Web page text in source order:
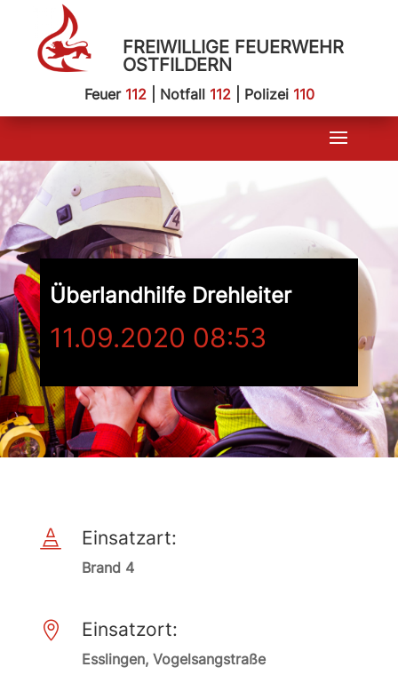
FREIWILLIGE FEUERWEHR
OSTFILDERN
Feuer 112| Notfall 112| Polizei 110
Überlandhilfe Drehleiter
11.09.2020 08:53
 Einsatzart:
Brand 4
 Einsatzort:
Esslingen, Vogelsangstraße